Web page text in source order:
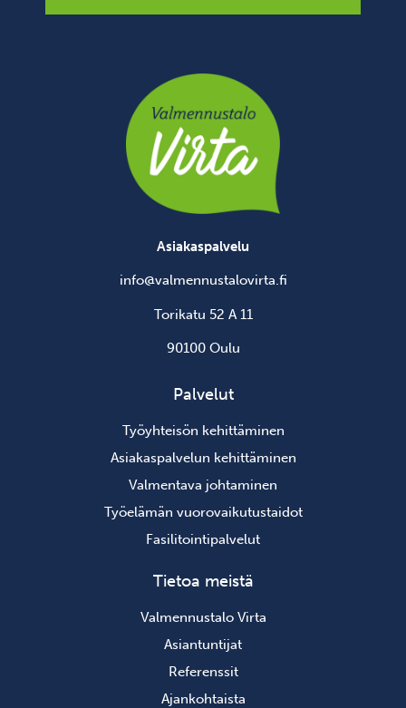
Asiakaspalvelu
info@valmennustalovirta.fi
Torikatu 52 A 11
90100 Oulu
Palvelut
Työyhteisön kehittäminen
Asiakaspalvelun kehittäminen
Valmentava johtaminen
Työelämän vuorovaikutustaidot
Fasilitointipalvelut
Tietoa meistä
Valmennustalo Virta
Asiantuntijat
Referenssit
Ajankohtaista